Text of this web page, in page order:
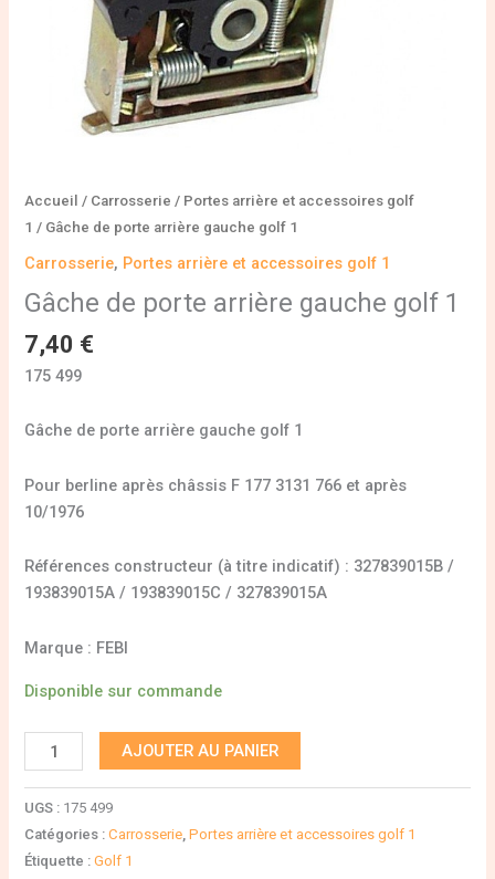
Accueil / Carrosserie / Portes arrière et accessoires golf
1 / Gâche de porte arrière gauche golf 1
Carrosserie, Portes arrière et accessoires golf 1
Gâche de porte arrière gauche golf 1
7,40 €
175 499
Gâche de porte arrière gauche golf 1
Pour berline après châssis F 177 3131 766 et après
10/1976
Références constructeur (à titre indicatif) : 327839015B /
193839015A / 193839015C / 327839015A
Marque : FEBI
Disponible sur commande
AJOUTER AU PANIER
UGS : 175 499
Catégories :Carrosserie,Portes arrière et accessoires golf 1
Étiquette :Golf 1